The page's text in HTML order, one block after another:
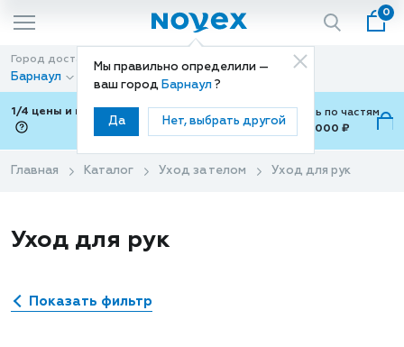
Мы правильно определили —
ваш город Барнаул ?
Да Нет, выбрать другой
0
Город доставки
Барнаул
Способ доставки
Доставка
1/4 цены и покупки ваши с Подели
Можно оплатить по частям
от 700 ₽ до 15,000 ₽
Главная Каталог Уход за телом Уход для рук
Уход для рук
Показать фильтр